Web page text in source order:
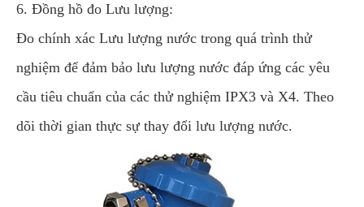
6. Đồng hồ đo Lưu lượng:
Đo chính xác Lưu lượng nước trong quá trình thử
nghiệm để đảm bảo lưu lượng nước đáp ứng các yêu
cầu tiêu chuẩn của các thử nghiệm IPX3 và X4. Theo
dõi thời gian thực sự thay đổi lưu lượng nước.